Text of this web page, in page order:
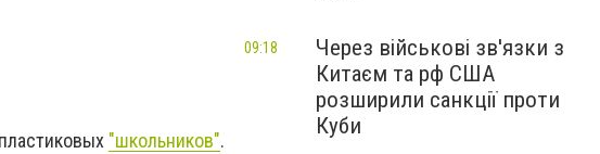
"школьников".
Через військові зв'язки з
Китаєм та рф США
розширили санкції проти
Куби
09:18